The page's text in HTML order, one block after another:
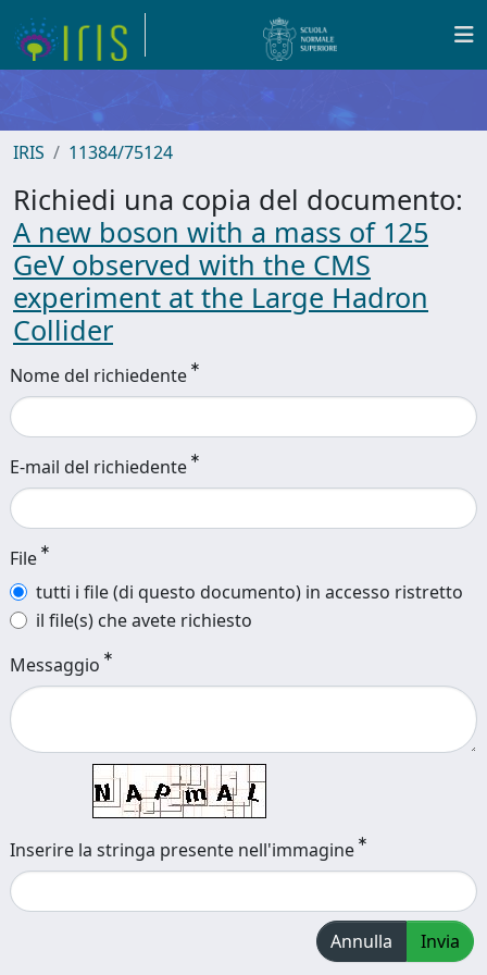
IRIS 11384/75124
Richiedi una copia del documento:
A new boson with a mass of 125
GeV observed with the CMS
experiment at the Large Hadron
Collider
Nome del richiedente
E-mail del richiedente
File
tutti i file (di questo documento) in accesso ristretto
il file(s) che avete richiesto
Messaggio
Inserire la stringa presente nell'immagine
Annulla Invia